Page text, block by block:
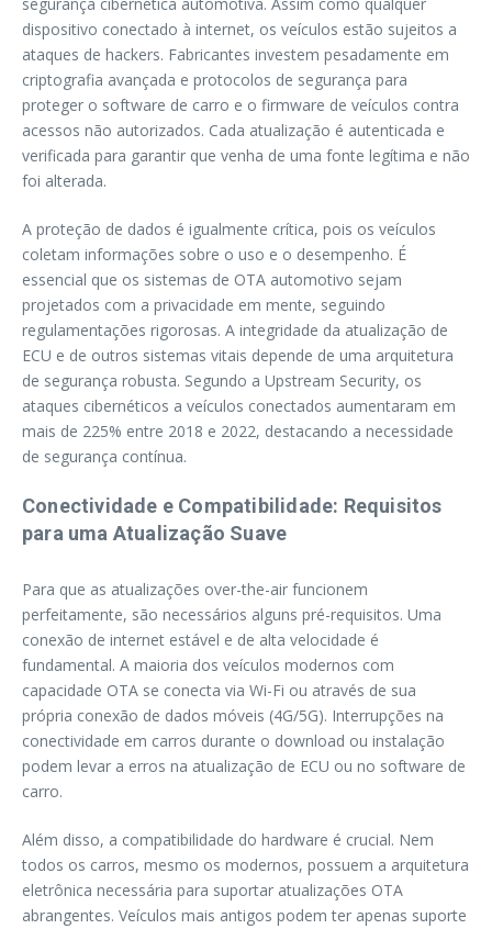
segurança cibernética automotiva. Assim como qualquer
dispositivo conectado à internet, os veículos estão sujeitos a
ataques de hackers. Fabricantes investem pesadamente em
criptografia avançada e protocolos de segurança para
proteger o software de carro e o firmware de veículos contra
acessos não autorizados. Cada atualização é autenticada e
verificada para garantir que venha de uma fonte legítima e não
foi alterada.
A proteção de dados é igualmente crítica, pois os veículos
coletam informações sobre o uso e o desempenho. É
essencial que os sistemas de OTA automotivo sejam
projetados com a privacidade em mente, seguindo
regulamentações rigorosas. A integridade da atualização de
ECU e de outros sistemas vitais depende de uma arquitetura
de segurança robusta. Segundo a Upstream Security, os
ataques cibernéticos a veículos conectados aumentaram em
mais de 225% entre 2018 e 2022, destacando a necessidade
de segurança contínua.
Conectividade e Compatibilidade: Requisitos
para uma Atualização Suave
Para que as atualizações over-the-air funcionem
perfeitamente, são necessários alguns pré-requisitos. Uma
conexão de internet estável e de alta velocidade é
fundamental. A maioria dos veículos modernos com
capacidade OTA se conecta via Wi-Fi ou através de sua
própria conexão de dados móveis (4G/5G). Interrupções na
conectividade em carros durante o download ou instalação
podem levar a erros na atualização de ECU ou no software de
carro.
Além disso, a compatibilidade do hardware é crucial. Nem
todos os carros, mesmo os modernos, possuem a arquitetura
eletrônica necessária para suportar atualizações OTA
abrangentes. Veículos mais antigos podem ter apenas suporte